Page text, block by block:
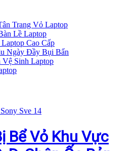
Trang Vỏ Laptop
Lề Laptop
Cao Cấp
Ngày Đầy Bụi Bẩn
Sinh Laptop
Bể Vỏ Khu Vực